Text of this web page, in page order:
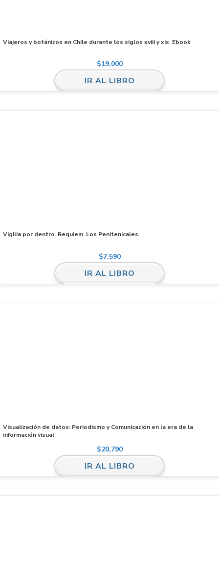
Viajeros y botánicos en Chile durante los siglos xviii y xix. Ebook
$19,000
IR AL LIBRO
Vigilia por dentro. Requiem. Los Penitenicales
$7,590
IR AL LIBRO
Visualización de datos: Periodismo y Comunicación en la era de la
información visual
$20,790
IR AL LIBRO